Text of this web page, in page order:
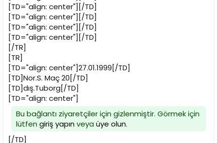
[TD="align: center"][/TD]
[TD="align: center"][/TD]
[TD="align: center"][/TD]
[TD="align: center"][/TD]
[/TR]
[TR]
[TD="align: center"]27.01.1999[/TD]
[TD]Nor.S. Maç 20[/TD]
[TD]dış.Tuborg[/TD]
[TD="align: center"]
Bu bağlantı ziyaretçiler için gizlenmiştir. Görmek için
lütfen giriş yapınveya üye olun.
[/TD]